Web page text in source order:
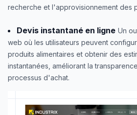
recherche et l'approvisionnement des
Devis instantané en ligne Un
web où les utilisateurs peuvent
produits alimentaires et obtenir des
instantanées, améliorant la
processus d'achat.